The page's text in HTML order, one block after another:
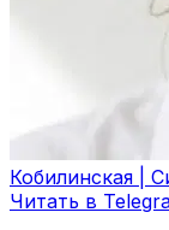
Кобилинская |
Читать в